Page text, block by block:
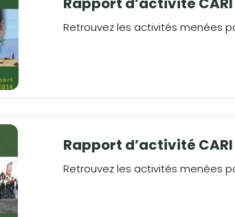
Retrouvez les activités menées
Rapport d’activité CARI
Retrouvez les activités menées